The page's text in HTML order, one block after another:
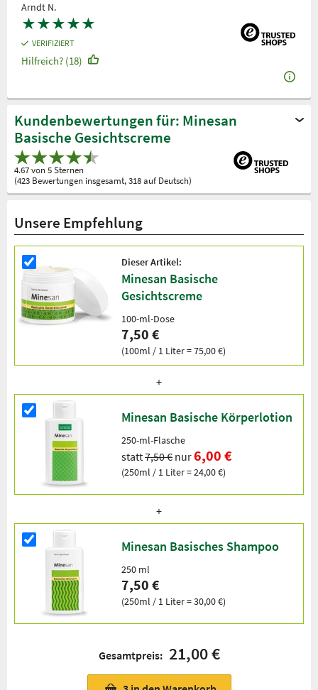
Arndt N.
★★★★★
VERIFIZIERT
Hilfreich? (18)
Kundenbewertungen für: Minesan
Basische Gesichtscreme
4.67 von 5 Sternen
(423 Bewertungen insgesamt, 318 auf Deutsch)
Unsere Empfehlung
Dieser Artikel:
Minesan Basische
Gesichtscreme
100-ml-Dose
7,50 €
(100ml / 1 Liter = 75,00 €)
Minesan Basische Körperlotion
250-ml-Flasche
statt7,50 € nur6,00 €
(250ml / 1 Liter = 24,00 €)
Minesan Basisches Shampoo
250 ml
7,50 €
(250ml / 1 Liter = 30,00 €)
Gesamtpreis: 21,00 €